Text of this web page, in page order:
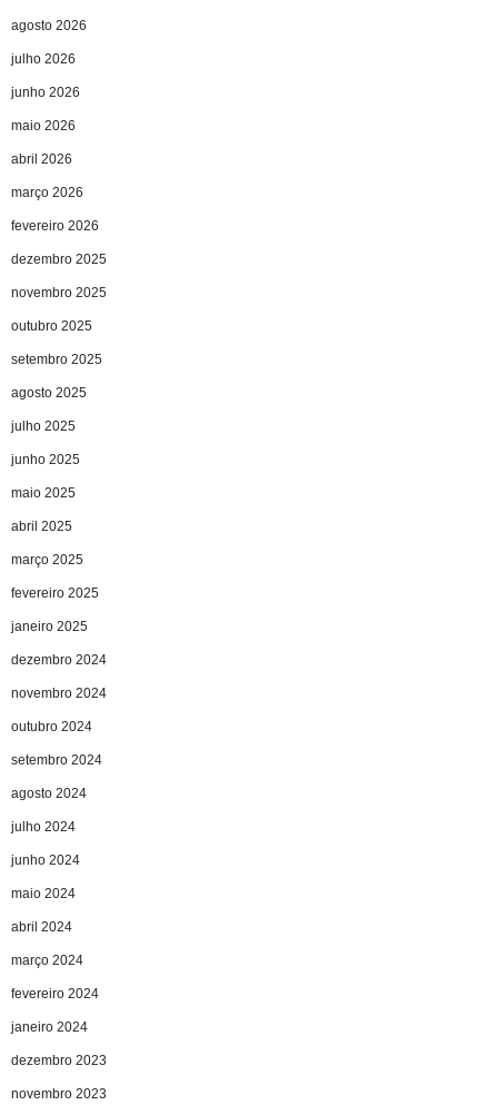
agosto 2026
julho 2026
junho 2026
maio 2026
abril 2026
março 2026
fevereiro 2026
dezembro 2025
novembro 2025
outubro 2025
setembro 2025
agosto 2025
julho 2025
junho 2025
maio 2025
abril 2025
março 2025
fevereiro 2025
janeiro 2025
dezembro 2024
novembro 2024
outubro 2024
setembro 2024
agosto 2024
julho 2024
junho 2024
maio 2024
abril 2024
março 2024
fevereiro 2024
janeiro 2024
dezembro 2023
novembro 2023